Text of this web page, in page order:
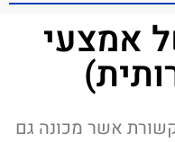
אמצעי
אשר מכונה גם